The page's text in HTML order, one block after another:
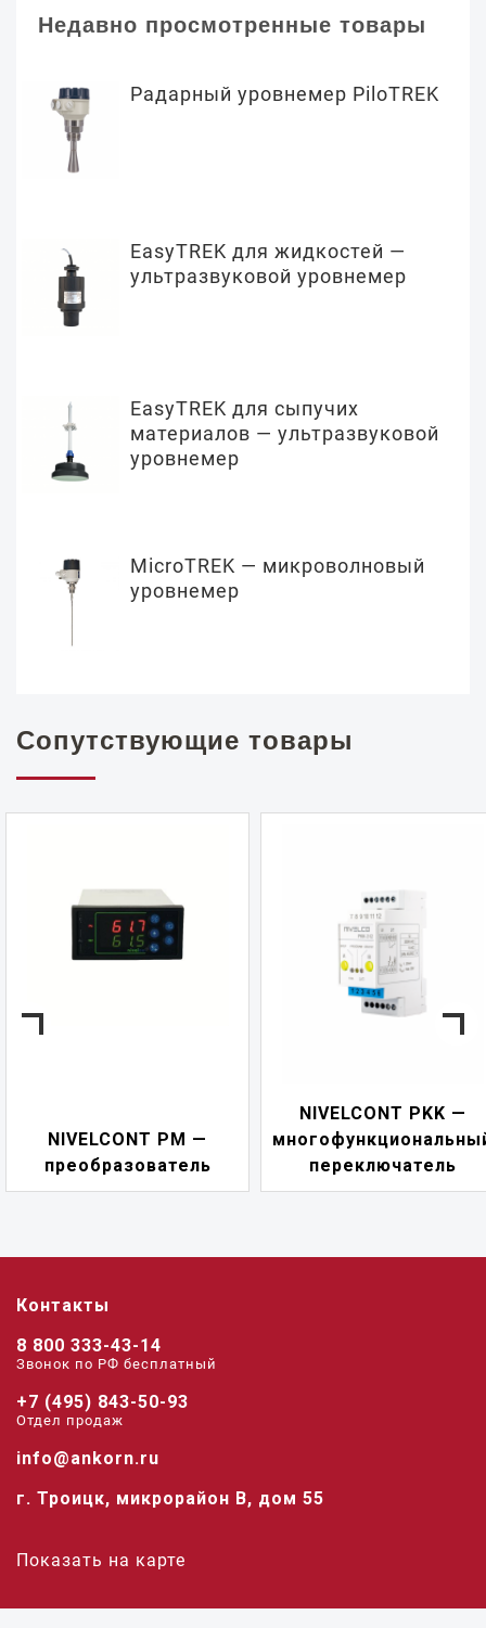
Недавно просмотренные товары
Радарный уровнемер PiloTREK
EasyTREK для жидкостей —
ультразвуковой уровнемер
EasyTREK для сыпучих
материалов — ультразвуковой
уровнемер
MicroTREK — микроволновый
уровнемер
Сопутствующие товары
NIVELCONT PM —
преобразователь
NIVELCONT PKK —
переключатель
Контакты
8 800 333-43-14
Звонок по РФ беcплатный
+7 (495) 843-50-93
Отдел продаж
info@ankorn.ru
г. Троицк, микрорайон В, дом 55
Показать на карте